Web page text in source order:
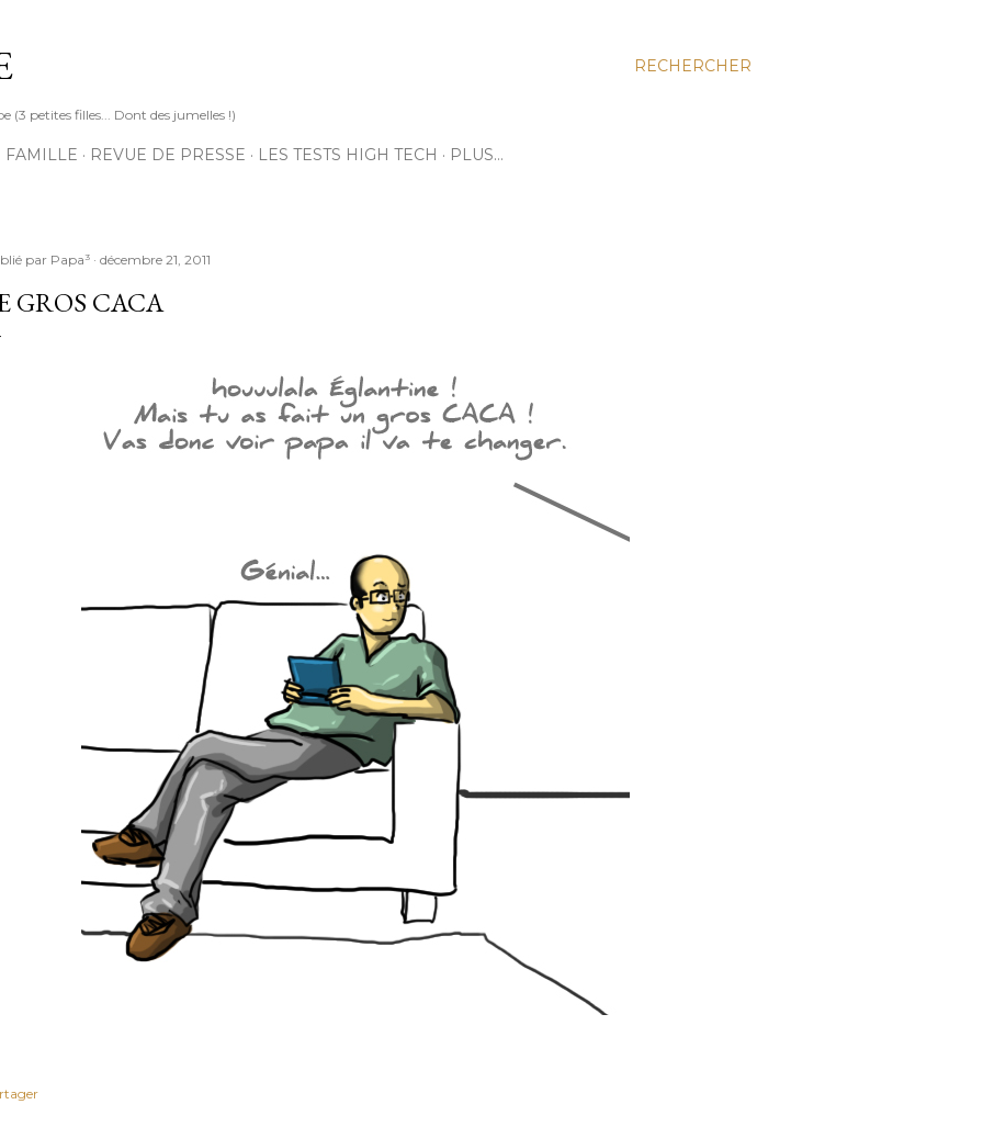
RECHERCHER
(3 petites filles... Dont des jumelles !)
FAMILLE REVUE DE PRESSE LES TESTS HIGH TECH PLUS…
par Papa³ décembre 21, 2011
GROS CACA